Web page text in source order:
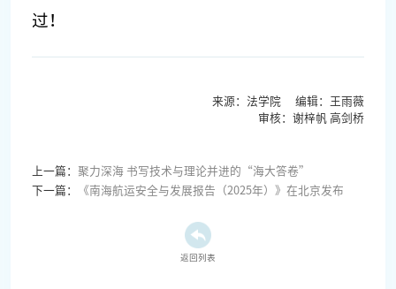
过！
来源：法学院 编辑：王雨薇
审核：谢梓帆 高剑桥
上一篇： 聚力深海 书写技术与理论并进的“海大答卷”
下一篇：
《南海航运安全与发展报告（2025年）》在北京发布
返回列表